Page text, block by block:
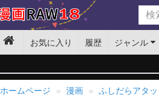
お気に入り 履歴 ジャンル
ホームページ 漫画 ふしだらアタッ